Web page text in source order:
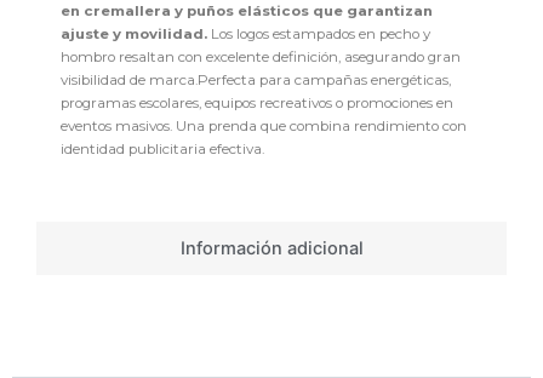
Información adicional
en cremallera y puños elásticos que garantizan
ajuste y movilidad. Los logos estampados en pecho y
hombro resaltan con excelente definición, asegurando gran
visibilidad de marca.Perfecta para campañas energéticas,
programas escolares, equipos recreativos o promociones en
eventos masivos. Una prenda que combina rendimiento con
identidad publicitaria efectiva.